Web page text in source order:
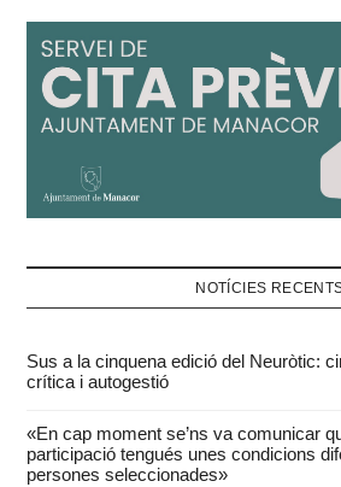
NOTÍCIES
Sus a la cinquena edició del Neuròtic:
crítica i autogestió
«En cap moment se’ns va comunicar
participació tengués unes condicions
persones seleccionades»